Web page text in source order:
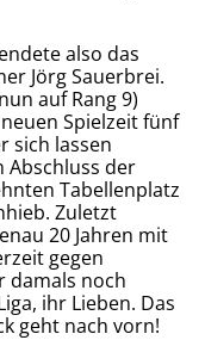
also das
Jörg Sauerbrei.
auf Rang 9)
Spielzeit fünf
sich lassen
Abschluss der
Tabellenplatz
Zuletzt
20 Jahren mit
gegen
damals noch
ihr Lieben. Das
geht nach vorn!